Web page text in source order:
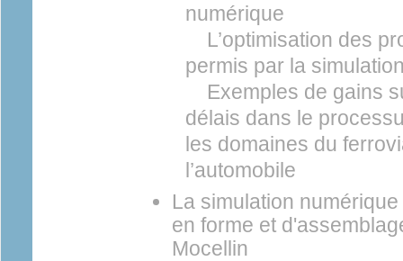
numérique
L’optimisation des
permis par la
Exemples de gains
délais dans le
les domaines du
l’automobile
La simulation
en forme et
Mocellin